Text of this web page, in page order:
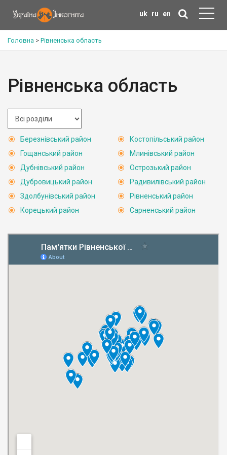
uk ru en
Головна > Рівненська область
Рівненська область
Березнівський район
Гощанський район
Дубнівський район
Дубровицький район
Здолбунівський район
Корецький район
Костопільський район
Млинівський район
Острозький район
Радивилівський район
Рівненський район
Сарненський район